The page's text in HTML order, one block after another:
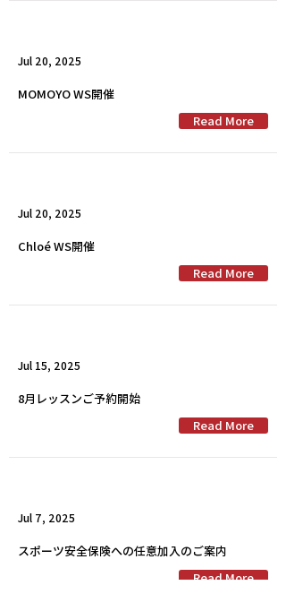
Jul 20, 2025
MOMOYO WS開催
Read More
Jul 20, 2025
Chloé WS開催
Read More
Jul 15, 2025
8月レッスンご予約開始
Read More
Jul 7, 2025
スポーツ安全保険への任意加入のご案内
Read More